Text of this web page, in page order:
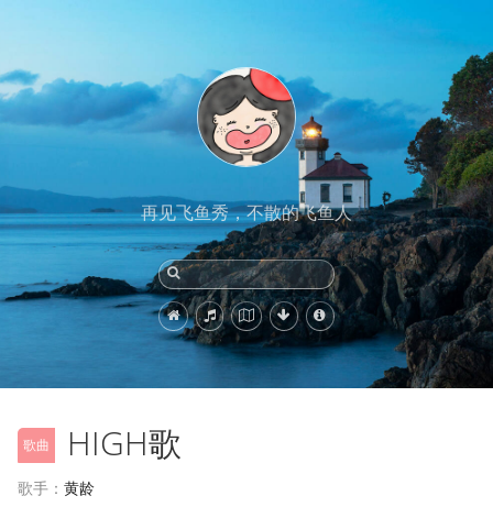
再见飞鱼秀，不散的飞鱼人
歌曲 HIGH歌
歌手： 黄龄